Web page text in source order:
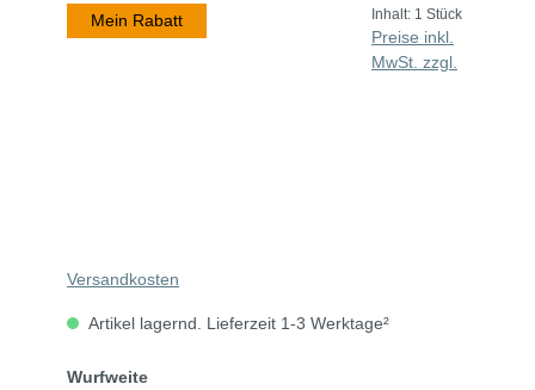
Mein Rabatt Inhalt: 1 Stück
Preise inkl.
MwSt. zzgl.
Versandkosten
Artikel lagernd. Lieferzeit 1-3 Werktage²
Wurfweite